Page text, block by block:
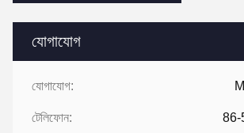
যোগাযোগ
যোগাযোগ:
টেলিফোন: 86-